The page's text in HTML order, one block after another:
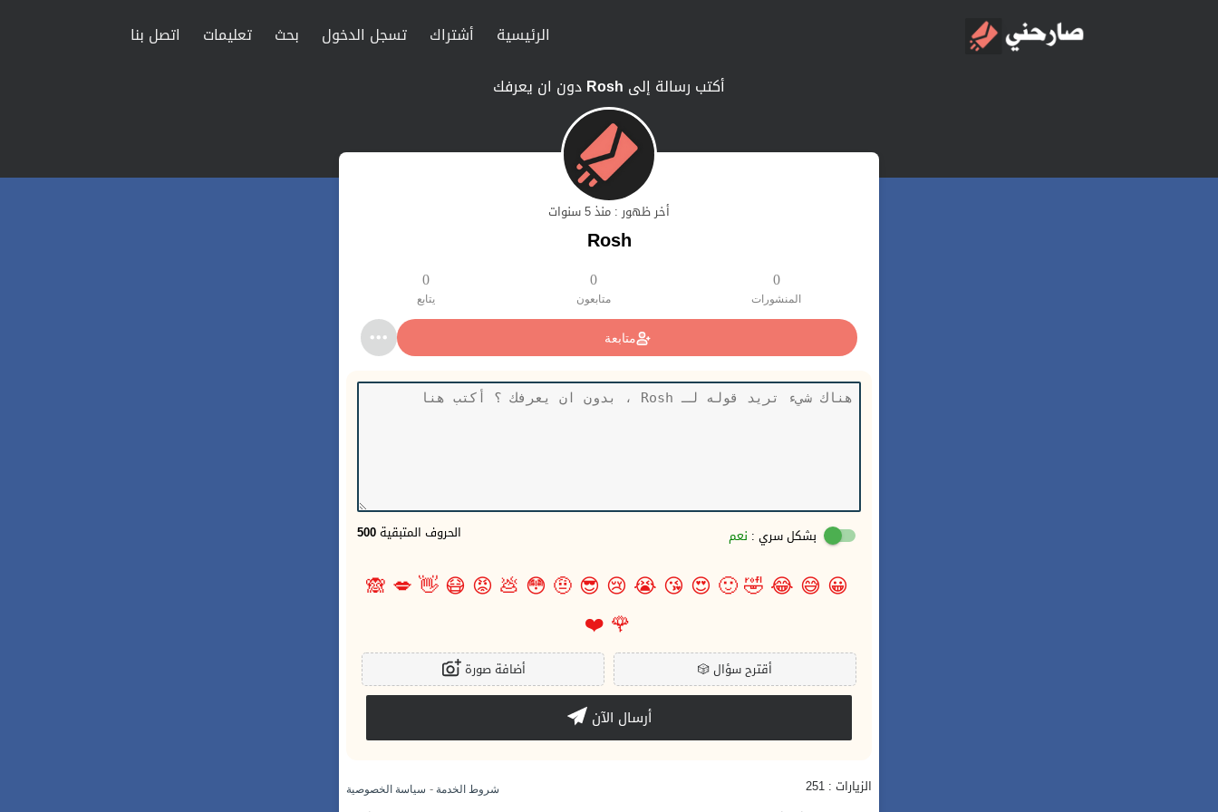
الرئيسية أشتراك تسجل الدخول بحث تعليمات
اتصل بنا
أكتب رسالة إلى Roshدون ان يعرفك
أخر ظهور : منذ 5 سنوات
Rosh
0
المنشورات
0
متابعون
0
يتابع
متابعة
500 الحروف المتبقية بشكل سري : نعم
😀
😅
😂
🤣
🙂
😍
😘
😭
😢
😎
🤨
😳
💩
😡
😷
👋
💋
🙈
🌹
❤️
🎲أقترح سؤال أضافة صورة
أرسال الآن
الزيارات : 251 شروط الخدمة - سياسة الخصوصية